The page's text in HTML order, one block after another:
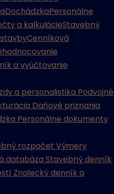
DochádzkaPersonálne
a kalkulácieStavebný
Cenníková
a vyúčtovanie
a personalistika Podvojné
Daňové priznania
Personálne dokumenty
rozpočet Výmery
databáza Stavebný denník
Znalecký denník a